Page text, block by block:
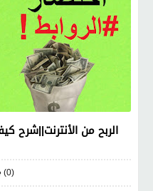
الربح من الأنترنت||شرح
(0)